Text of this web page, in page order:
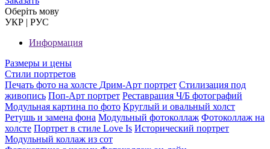
Оберiть мову
УКР | РУС
Информация
Размеры и цены
Стили портретов
Печать фото на холсте Дрим-Арт портрет Стилизация под
живопись Поп-Арт портрет Реставрация Ч/Б фотографий
Модульная картина по фото Круглый и овальный холст
Ретушь и замена фона Модульный фотоколлаж Фотоколлаж на
холсте Портрет в стиле Love Is Исторический портрет
Модульный коллаж из сот